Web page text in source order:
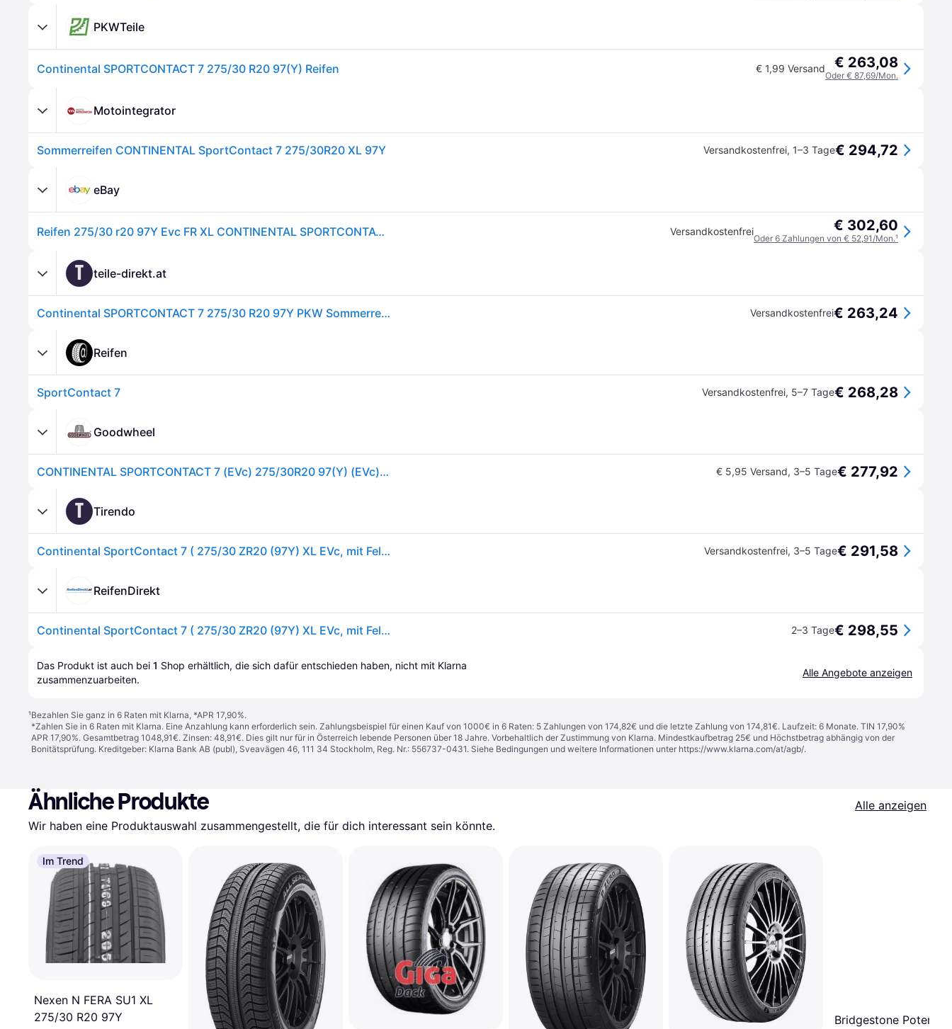
PKWTeile
Continental SPORTCONTACT 7 275/30 R20 97(Y) Reifen € 1,99 Versand € 263,08
Oder € 87,69/Mon.
Motointegrator
Sommerreifen CONTINENTAL SportContact 7 275/30R20 XL 97Y Versandkostenfrei, 1–3 Tage€ 294,72
eBay
Reifen 275/30 r20 97Y Evc FR XL CONTINENTAL SPORTCONTACT 7 sommer neu Versandkostenfrei € 302,60
Oder 6 Zahlungen von € 52,91/Mon.¹
T teile-direkt.at
Continental SPORTCONTACT 7 275/30 R20 97Y PKW Sommerreifen Reifen 03113900000 Versandkostenfrei€ 263,24
Reifen
SportContact 7 Versandkostenfrei, 5–7 Tage€ 268,28
Goodwheel
CONTINENTAL SPORTCONTACT 7 (EVc) 275/30R20 97(Y) (EVc) XL FR BSW € 5,95 Versand, 3–5 Tage€ 277,92
T Tirendo
Continental SportContact 7 ( 275/30 ZR20 (97Y) XL EVc, mit Felgenrippe ) - schwarz Versandkostenfrei, 3–5 Tage€ 291,58
ReifenDirekt
Continental SportContact 7 ( 275/30 ZR20 (97Y) XL EVc, mit Felgenrippe ) 2–3 Tage€ 298,55
Das Produkt ist auch bei 1 Shop erhältlich, die sich dafür entschieden haben, nicht mit Klarna
zusammenzuarbeiten.
Alle Angebote anzeigen
¹Bezahlen Sie ganz in 6 Raten mit Klarna, *APR 17,90%.
*Zahlen Sie in 6 Raten mit Klarna. Eine Anzahlung kann erforderlich sein. Zahlungsbeispiel für einen Kauf von 1000€ in 6 Raten: 5 Zahlungen von 174,82€ und die letzte Zahlung von 174,81€. Laufzeit: 6 Monate. TIN 17,90%
APR 17,90%. Gesamtbetrag 1048,91€. Zinsen: 48,91€. Dies gilt nur für in Österreich lebende Personen über 18 Jahre. Vorbehaltlich der Zustimmung von Klarna. Mindestkaufbetrag 25€ und Höchstbetrag abhängig von der
Bonitätsprüfung. Kreditgeber: Klarna Bank AB (publ), Sveavägen 46, 111 34 Stockholm, Reg. Nr.: 556737-0431. Siehe Bedingungen und weitere Informationen unter https://www.klarna.com/at/agb/.
Ähnliche Produkte
Alle anzeigen
Wir haben eine Produktauswahl zusammengestellt, die für dich interessant sein könnte.
Im Trend
Nexen N FERA SU1 XL
275/30 R20 97Y
Bridgestone Potenza